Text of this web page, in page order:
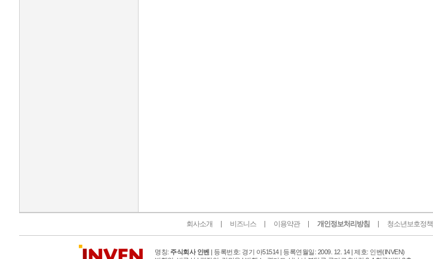
회사소개 비즈니스 이용약관 개인정보처리방침 청소년보호정책
명칭: 주식회사 인벤 | 등록번호: 경기 아51514 | 등록연월일: 2009. 12. 14 | 제호: 인벤 (INVEN)